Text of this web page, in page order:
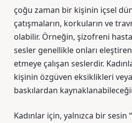
çoğu zaman bir kişinin içsel
çatışmaların, korkuların ve
olabilir. Örneğin, şizofreni
sesler genellikle onları
etmeye çalışan seslerdir.
kişinin özgüven eksiklikleri
baskılardan
Kadınlar için, yalnızca bir sesin